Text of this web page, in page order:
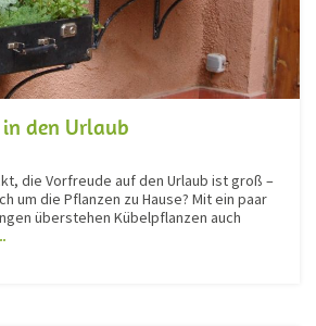
den Urlaub
die Vorfreude auf den Urlaub ist groß –
um die Pflanzen zu Hause? Mit ein paar
überstehen Kübelpflanzen auch